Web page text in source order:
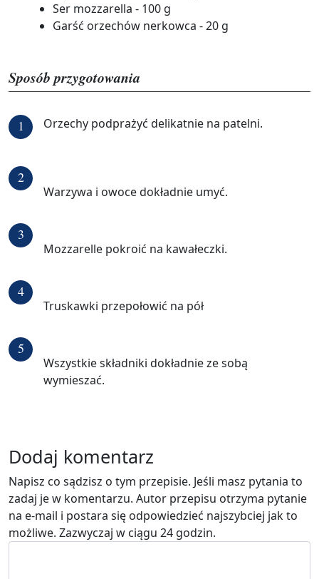
Ser mozzarella - 100 g
Garść orzechów nerkowca - 20 g
Sposób przygotowania
1 Orzechy podprażyć delikatnie na patelni.
2
Warzywa i owoce dokładnie umyć.
3
Mozzarelle pokroić na kawałeczki.
4
Truskawki przepołowić na pół
5
Wszystkie składniki dokładnie ze sobą
wymieszać.
Dodaj komentarz
Napisz co sądzisz o tym przepisie. Jeśli masz pytania to
zadaj je w komentarzu. Autor przepisu otrzyma pytanie
na e-mail i postara się odpowiedzieć najszybciej jak to
możliwe. Zazwyczaj w ciągu 24 godzin.